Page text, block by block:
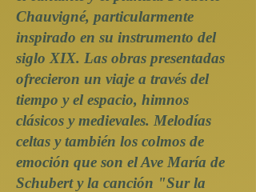
Chauvigné, particularmente
inspirado en su instrumento del
siglo XIX. Las obras presentadas
ofrecieron un viaje a través del
tiempo y el espacio, himnos
clásicos y medievales. Melodías
celtas y también los colmos de
emoción que son el Ave María de
Schubert y la canción "Sur la